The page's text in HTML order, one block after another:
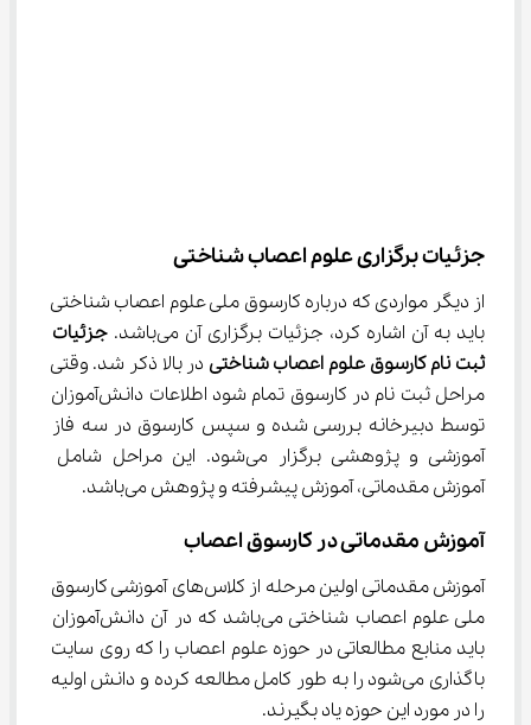
جزئیات برگزاری علوم اعصاب شناختی
از دیگر مواردی که درباره کارسوق ملی علوم اعصاب شناختی
باید به آن اشاره کرد، جزئیات برگزاری آن می‌باشد.
جزئیات
ثبت نام کارسوق علوم اعصاب شناختی در بالا ذکر شد. وقتی
مراحل ثبت نام در کارسوق تمام شود اطلاعات دانش‌آموزان
توسط دبیرخانه بررسی شده و سپس کارسوق در سه فاز
آموزشی و پژوهشی برگزار می‌شود. این مراحل شامل
آموزش مقدماتی، آموزش پیشرفته و پژوهش می‌باشد.
آموزش مقدماتی در کارسوق اعصاب
آموزش مقدماتی اولین مرحله از کلاس‌های آموزشی کارسوق
ملی علوم اعصاب شناختی می‌باشد که در آن دانش‌آموزان
باید منابع مطالعاتی در حوزه علوم اعصاب را که روی سایت
باگذاری می‌شود را به طور کامل مطالعه کرده و دانش اولیه
را در مورد این حوزه یاد بگیرند.